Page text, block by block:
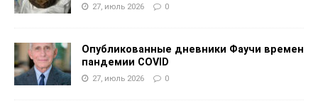
27, июль 2026 0
Опубликованные дневники Фаучи времен
пандемии COVID
27, июль 2026 0